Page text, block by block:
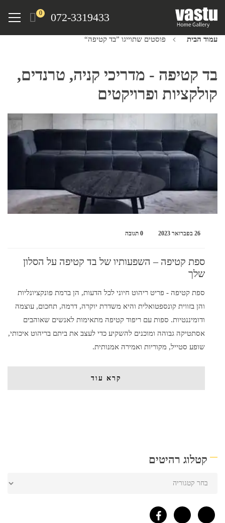
072-3319433
0
Menu
עמוד הבית פוסטים שתוייגו ”בד קטיפה“
בד קטיפה - מדריכי קניה, טרנדים,
קולקציות ופרויקטים
26 בפברואר 2023 0 תגובה
ספת קטיפה – השפעותיו של בד קטיפה על הסלון
שלך
ספת קטיפה - פריט ריהוט חיוני לכל הדעות, הן ברמת פונקציונליות
והן בזווית קונספטואלית והיא משדרת יוקרה, דרמה, תחכום, עוצמה
ודומיננטיות. ספות עם ריפוד קטיפה מתאימות לאנשים שאוהבים
אסתטיקה גבוהה ומוכנים להשקיע כדי לעצב את ביתם בריהוט איכותי,
שופע סטייל, מקוריות ואמירה אמנותית.
קרא עוד
קטלוג רהיטים